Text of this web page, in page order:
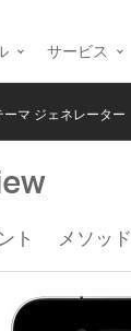
サービス
マ ジェネレーター
ト メソッド